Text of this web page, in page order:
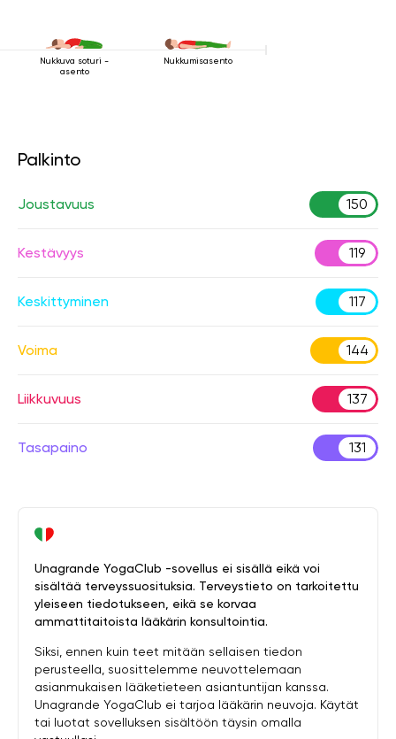
Nukkuva soturi -
asento
Nukkumisasento
Palkinto
Joustavuus 150
Kestävyys 119
Keskittyminen 117
Voima 144
Liikkuvuus 137
Tasapaino 131
Unagrande YogaClub -sovellus ei sisällä eikä voi
sisältää terveyssuosituksia. Terveystieto on tarkoitettu
yleiseen tiedotukseen, eikä se korvaa
ammattitaitoista lääkärin konsultointia.
Siksi, ennen kuin teet mitään sellaisen tiedon
perusteella, suosittelemme neuvottelemaan
asianmukaisen lääketieteen asiantuntijan kanssa.
Unagrande YogaClub ei tarjoa lääkärin neuvoja. Käytät
tai luotat sovelluksen sisältöön täysin omalla